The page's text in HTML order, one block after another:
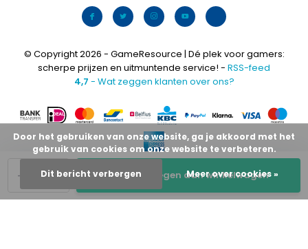
+
- Toevoegen aan winkelwagen
© Copyright 2026 - GameResource | Dé plek voor gamers:
scherpe prijzen en uitmuntende service! - RSS-feed
4,7 - Wat zeggen klanten over ons?
Door het gebruiken van onze website, ga je akkoord met het
gebruik van cookies om onze website te verbeteren.
Dit bericht verbergen Meer over cookies »